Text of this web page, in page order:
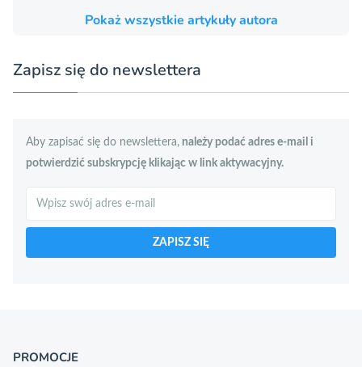
Pokaż wszystkie artykuły autora
Zapisz się do newslettera
Aby zapisać się do newslettera, należy podać adres e-mail i
potwierdzić subskrypcję klikając w link aktywacyjny.
Szukaj
ZAPISZ SIĘ
PROMOCJE